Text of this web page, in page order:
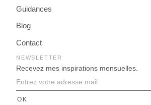
Guidances
Blog
Contact
NEWSLETTER
Recevez mes inspirations mensuelles.